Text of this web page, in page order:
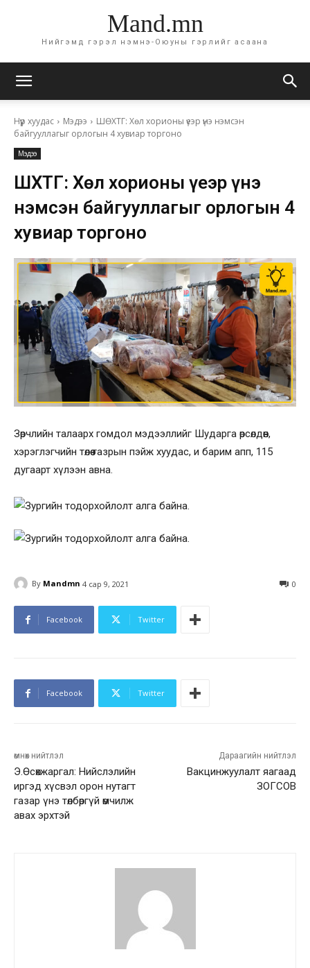
Mand.mn
Нийгэмд гэрэл нэмнэ-Оюуны гэрлийг асаана
Нүүр хуудас Мэдээ
ШӨХТГ: Хөл хорионы үеэр үнэ нэмсэн
байгууллагыг орлогын 4 хувиар торгоно
Мэдээ
ШӨХТГ: Хөл хорионы үеэр үнэ
нэмсэн байгууллагыг орлогын 4
хувиар торгоно
Зөрчлийн талаарх гомдол мэдээллийг Шударга өрсөлдөөн,
хэрэглэгчийн төлөө газрын пэйж хуудас, и барим апп, 115
дугаарт хүлээн авна.
By Mandmn 4 сар 9, 2021 0
Facebook Twitter
Facebook Twitter
өмнөх нийтлэл
Э.Өсөхжаргал: Нийслэлийн
иргэд хүсвэл орон нутагт
газар үнэ төлбөргүй өмчилж
авах эрхтэй
Дараагийн нийтлэл
Вакцинжуулалт яагаад
ЗОГСОВ